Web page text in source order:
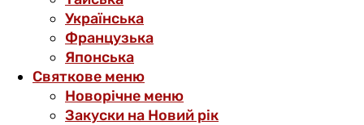
Українська
Французька
Японська
Святкове меню
Новорічне меню
Закуски на Новий рік